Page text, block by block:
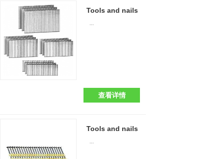
Tools and nails
...
查看详情
Tools and nails
...